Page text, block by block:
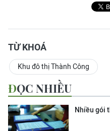
TỪ KHOÁ
Khu đô thị Thành Công
ĐỌC NHIỀU
Nhiều gói